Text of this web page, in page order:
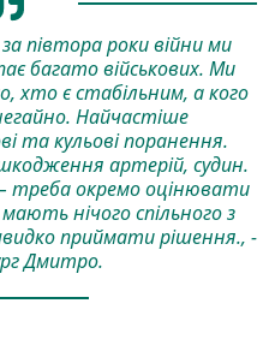
півтора роки війни ми
багато військових. Ми
хто є стабільним, а кого
Найчастіше
та кульові поранення.
артерій, судин.
– треба окремо оцінювати
нічого спільного з
приймати рішення., -
Дмитро.